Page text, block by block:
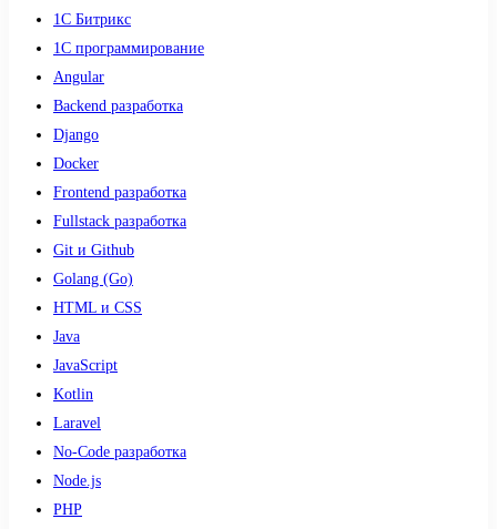
1С Битрикс
1С программирование
Angular
Backend разработка
Django
Docker
Frontend разработка
Fullstack разработка
Git и Github
Golang (Go)
HTML и CSS
Java
JavaScript
Kotlin
Laravel
No-Code разработка
Node.js
PHP